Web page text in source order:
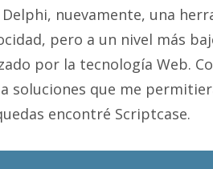
nuevamente, una
pero a un nivel más
por la tecnología Web.
soluciones que me
encontré Scriptcase.